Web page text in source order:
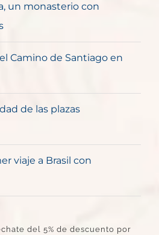
un monasterio con
Camino de Santiago en
de las plazas
viaje a Brasil con
del 5% de descuento por